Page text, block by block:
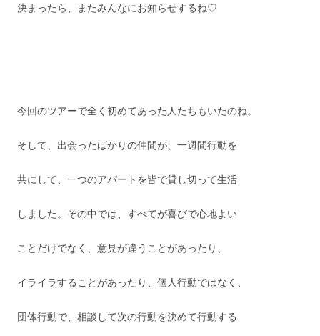
決まったら、またみんなにお知らせするね♡
今回のツアーで全く初めてあった人たちもいたのね。
そして、出会ったばかりの仲間が、一週間行動を
共にして、一つのアパートを皆で貸し切って生活
しました。その中では、すべてが喜びで心地よい
ことだけでなく、意見が違うことがあったり、
イライラすることがあったり、個人行動ではなく、
団体行動で、相談して次の行動を決めて行動する